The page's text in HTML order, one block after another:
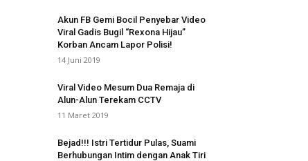
Akun FB Gemi Bocil Penyebar Video
Viral Gadis Bugil “Rexona Hijau”
Korban Ancam Lapor Polisi!
14 Juni 2019
Viral Video Mesum Dua Remaja di
Alun-Alun Terekam CCTV
11 Maret 2019
Bejad!!! Istri Tertidur Pulas, Suami
Berhubungan Intim dengan Anak Tiri